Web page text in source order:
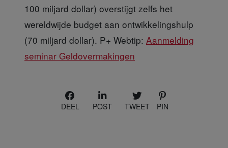
100 miljard dollar) overstijgt zelfs het
wereldwijde budget aan ontwikkelingshulp
(70 miljard dollar). P+ Webtip: Aanmelding
seminar Geldovermakingen
DEEL POST TWEET PIN